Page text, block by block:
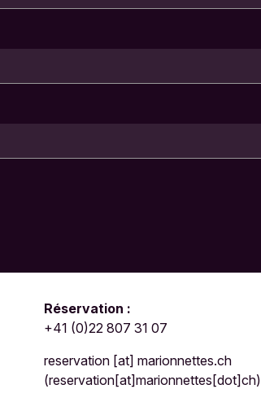
Réservation :
+41 (0)22 807 31 07
reservation [at] marionnettes.ch
(reservation[at]marionnettes[dot]ch)